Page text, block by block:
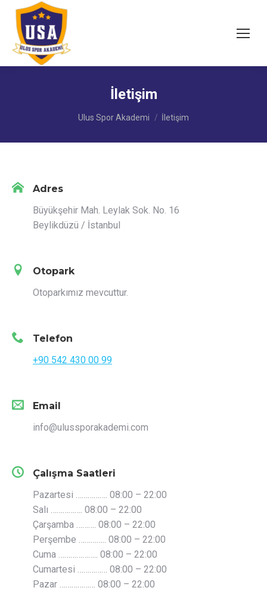
İletişim
You are here:
Ulus Spor Akademi İletişim
Adres
Büyükşehir Mah. Leylak Sok. No. 16
Beylikdüzü / İstanbul
Otopark
Otoparkımız mevcuttur.
Telefon
+90 542 430 00 99
Email
info@ulussporakademi.com
Çalışma Saatleri
Pazartesi ……………. 08:00 – 22:00
Salı ……………. 08:00 – 22:00
Çarşamba ………. 08:00 – 22:00
Perşembe ………….. 08:00 – 22:00
Cuma ……………….. 08:00 – 22:00
Cumartesi …………… 08:00 – 22:00
Pazar ……………… 08:00 – 22:00